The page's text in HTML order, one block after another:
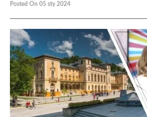
Posted On 05 sty 2024